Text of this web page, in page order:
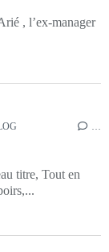
, l’ex-manager
titre, Tout en